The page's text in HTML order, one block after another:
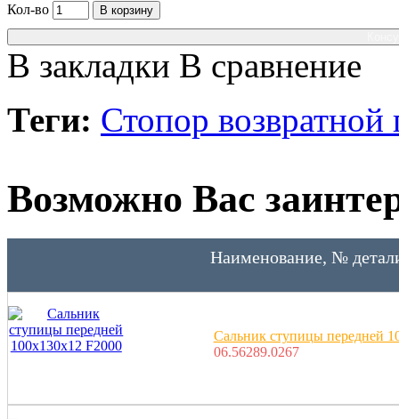
Кол-во
В корзину
В закладки В сравнение
Теги: Стопор
Возможно Вас
Наименование, №
Сальник ступицы передней
06.56289.0267